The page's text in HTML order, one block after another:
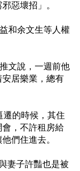
惡壞招」。
和余文生等人權
文說，一週前他
居樂業，總有
遷的時候，其住
，不許租房給
們住進去。
妻子許豔也是被